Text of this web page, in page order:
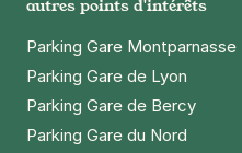
autres points d'intérêts
Parking Gare Montparnasse
Parking Gare de Lyon
Parking Gare de Bercy
Parking Gare du Nord